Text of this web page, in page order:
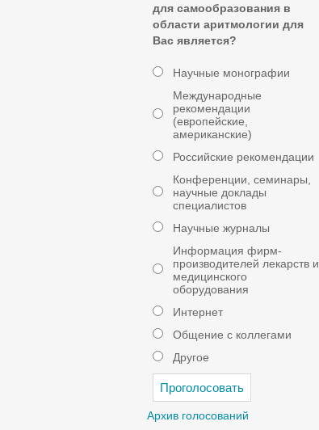
для самообразования в
области аритмологии для
Вас является?
Научные монографии
Международные
рекомендации
(европейские,
американские)
Российские рекомендации
Конференции, семинары,
научные доклады
специалистов
Научные журналы
Информация фирм-
производителей лекарств и
медицинского
оборудования
Интернет
Общение с коллегами
Другое
Архив голосований